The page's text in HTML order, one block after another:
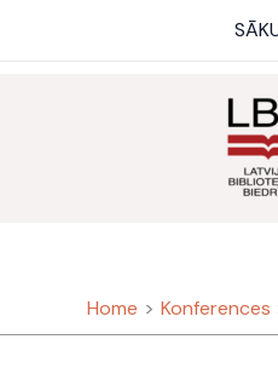
Home Konferences